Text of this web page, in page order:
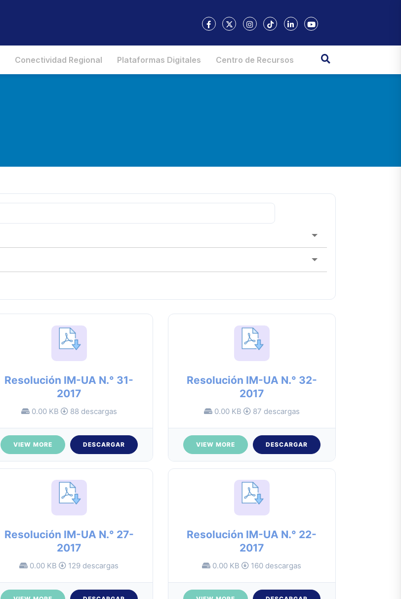
Conectividad Regional Plataformas Digitales Centro de Recursos
Resolución IM-UA N.° 31-
2017
0.00 KB 88 descargas
VIEW MORE DESCARGAR
Resolución IM-UA N.° 32-
2017
0.00 KB 87 descargas
VIEW MORE DESCARGAR
Resolución IM-UA N.° 27-
2017
0.00 KB 129 descargas
Resolución IM-UA N.° 22-
2017
0.00 KB 160 descargas